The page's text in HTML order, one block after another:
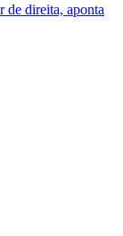
de direita, aponta